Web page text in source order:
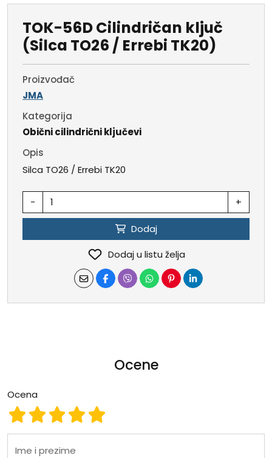
TOK-56D Cilindričan ključ
(Silca TO26 / Errebi TK20)
Proizvođač
JMA
Kategorija
Obični cilindrični ključevi
Opis
Silca TO26 / Errebi TK20
- +
Dodaj
Dodaj u listu želja
Ocene
Ocena
Ocena 5
Ocena 4
Ocena 3
Ocena 2
Ocena 1
Ime i prezime